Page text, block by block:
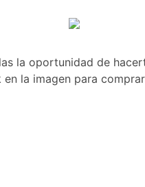
la oportunidad de
en la imagen para